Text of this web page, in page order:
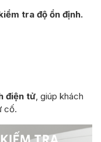
tra độ ổn định.
điện tử, giúp khách
cố.